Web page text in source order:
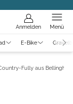
Anmelden Menü
E-Bike
Fully aus Bellingham